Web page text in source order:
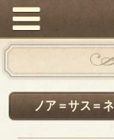
ノア＝サス＝